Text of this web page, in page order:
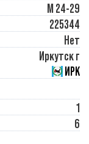
М 24-29
225344
Нет
Иркутск г
ИРК
1
6